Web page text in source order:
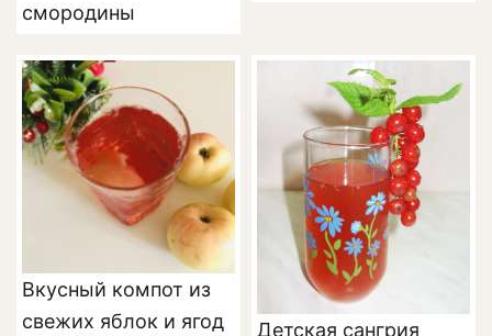
смородины
Вкусный компот из
свежих яблок и ягод
Детская сангрия